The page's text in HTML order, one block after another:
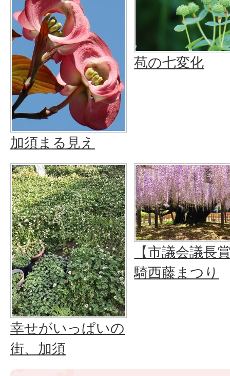
加須まる見え
苞の七変化
幸せがいっぱいの
街、加須
【市議会議長
騎西藤まつり